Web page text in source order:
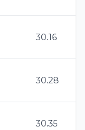
30.16
30.28
30.35